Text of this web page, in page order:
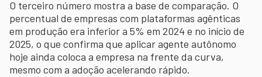
O terceiro número mostra a base de comparação. O
percentual de empresas com plataformas agênticas
em produção era inferior a 5% em 2024 e no início de
2025, o que confirma que aplicar agente autônomo
hoje ainda coloca a empresa na frente da curva,
mesmo com a adoção acelerando rápido.